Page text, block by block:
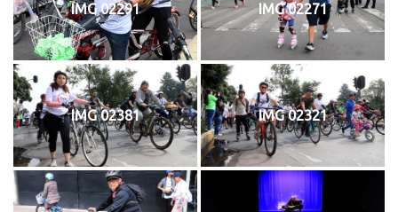
IMG 02291 IMG 02271
IMG 02381 IMG 02321